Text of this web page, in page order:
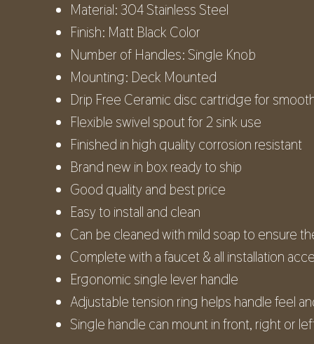
Material: 304 Stainless Steel
Finish: Matt Black Color
Number of Handles: Single Knob
Mounting: Deck Mounted
Drip Free Ceramic disc cartridge for
Flexible swivel spout for 2 sink use
Finished in high quality corrosion resistant
Brand new in box ready to ship
Good quality and best price
Easy to install and clean
Can be cleaned with mild soap to ensure
Complete with a faucet & all installation
Ergonomic single lever handle
Adjustable tension ring helps handle feel
Single handle can mount in front, right or